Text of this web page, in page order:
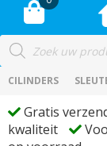
Producten
zoeken
CILINDERS
Gratis
kwaliteit